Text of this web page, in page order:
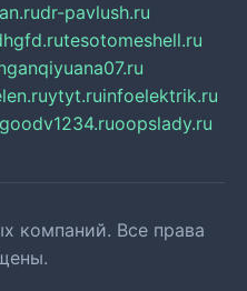
dr-pavlush.ru
tesotomeshell.ru
ytyt.ruinfoelektrik.ru
goodv1234.ruoopslady.ru
компаний. Все права